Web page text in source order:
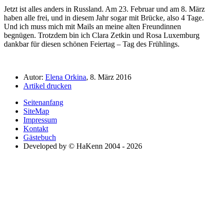
Jetzt ist alles anders in Russland. Am 23. Februar und am 8. März
haben alle frei, und in diesem Jahr sogar mit Brücke, also 4 Tage.
Und ich muss mich mit Mails an meine alten Freundinnen
begnügen. Trotzdem bin ich Clara Zetkin und Rosa Luxemburg
dankbar für diesen schönen Feiertag – Tag des Frühlings.
Autor: Elena Orkina, 8. März 2016
Artikel drucken
Seitenanfang
SiteMap
Impressum
Kontakt
Gästebuch
Developed by © HaKenn 2004 - 2026